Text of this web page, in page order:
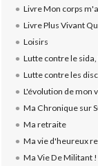
Livre Mon corps
Livre Plus Vivant
Loisirs
Lutte contre le sida,
Lutte contre les
L'évolution de mon
Ma Chronique sur
Ma retraite
Ma vie d'heureux
Ma Vie De Militant !